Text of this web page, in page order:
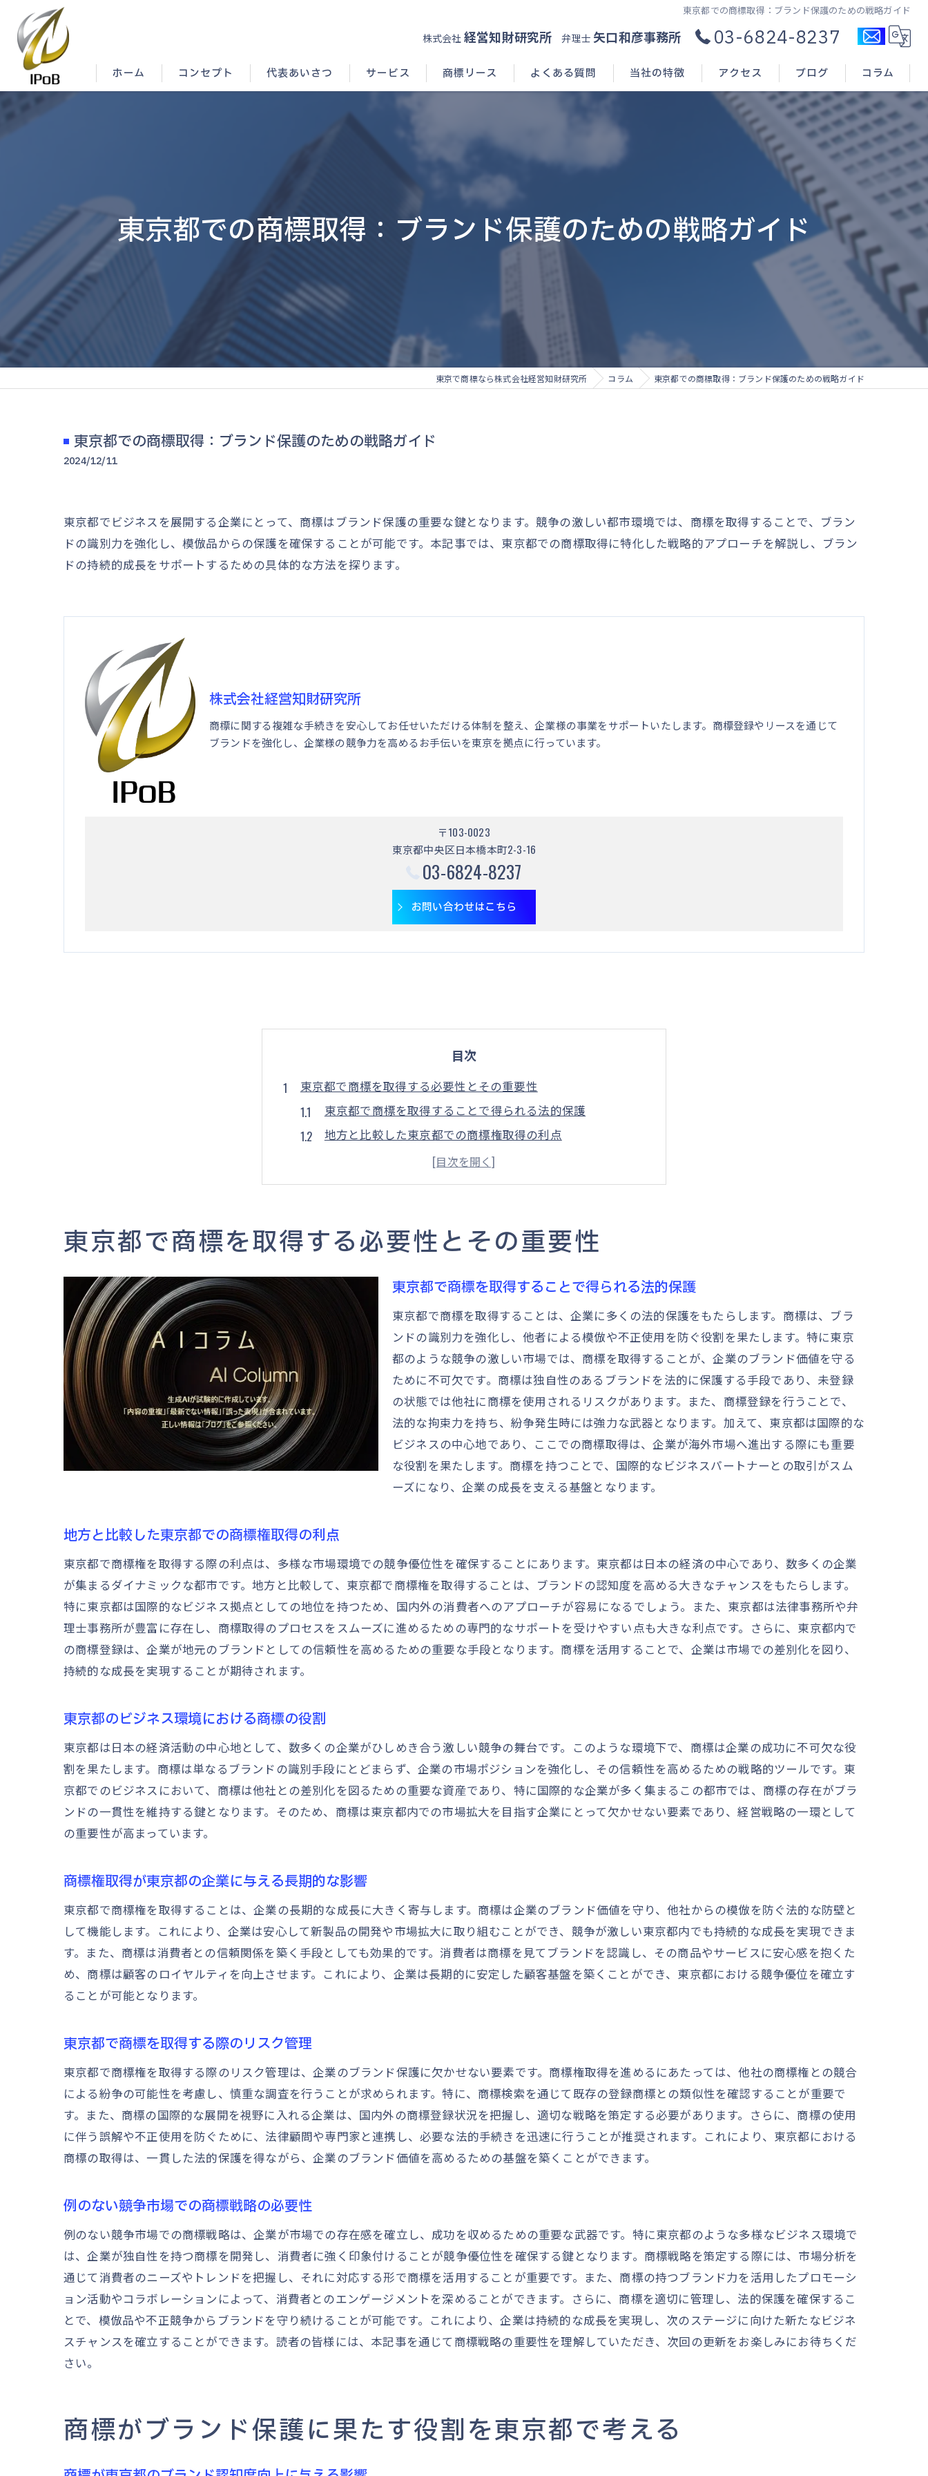
東京都での商標取得：ブランド保護のための戦略ガイド
株式会社 経営知財研究所 弁理士 矢口和彦事務所 03-6824-8237
ホーム コンセプト 代表あいさつ サービス 商標リース よくある質問 当社の特徴
登録
アクセス ブログ コラム
東京都での商標取得：ブランド保護のための戦略ガイド
東京で商標なら株式会社経営知財研究所 コラム 東京都での商標取得：ブランド保護のための戦略ガイド
東京都での商標取得：ブランド保護のための戦略ガイド
2024/12/11
東京都でビジネスを展開する企業にとって、商標はブランド保護の重要な鍵となります。競争の激しい都市環境では、商標を取得することで、ブラン
ドの識別力を強化し、模倣品からの保護を確保することが可能です。本記事では、東京都での商標取得に特化した戦略的アプローチを解説し、ブラン
ドの持続的成長をサポートするための具体的な方法を探ります。
株式会社経営知財研究所
商標に関する複雑な手続きを安心してお任せいただける体制を整え、企業様の事業をサポートいたします。商標登録やリースを通じて
ブランドを強化し、企業様の競争力を高めるお手伝いを東京を拠点に行っています。
〒103-0023
東京都中央区日本橋本町2-3-16
03-6824-8237
お問い合わせはこちら
目次
東京都で商標を取得する必要性とその重要性
東京都で商標を取得することで得られる法的保護
地方と比較した東京都での商標権取得の利点
東京都のビジネス環境における商標の役割
商標権取得が東京都の企業に与える長期的な影響
例のない競争市場での商標戦略の必要性
商標がブランド保護に果たす役割を東京都で考える
商標が東京都のブランド認知度向上に与える影響
模倣品からブランドを守る商標の力
東京都の多様な市場での商標の重要性
ブランド価値を高める商標の戦略的活用
商標が東京都での消費者信頼を得る方法
東京都で商標を活用したブランド強化の具体例
競争の激しい東京都で商標がもたらすビジネスメリット
東京都の企業における商標活用の具体的メリット
競争市場での差別化に役立つ商標
商標がもたらす東京都でのビジネスチャンス
商標を通じた東京都でのブランド資産の増強
東京都の競争環境における商標の戦略的価値
東京都で始める商標登録の基本ステップ
東京都での商標登録に必要な事前調査の方法
商標登録申請の流れと重要ポイント
東京都での商標登録審査のプロセス
商標登録成功のための東京都独自の注意点
商標を活用した東京都でのブランド戦略の成功術
成功するブランド構築における商標の活用事例
商標を活用した東京都での市場開拓のヒント
商標で東京都市場におけるブランド優位性を確立する方法
商標活用による東京都でのブランド価値向上
東京都で商標取得を成功させるためのポイント
商標取得の成功事例から学ぶ東京都でのノウハウ
東京都の特性に合わせた商標戦略の策定
商標取得を東京都で円滑に進めるためのチェックリスト
東京都での商標の法的手続きとその注意点
商標登録における東京都の法的要件
東京都特有の商標関連法規の理解
商標権に関する東京都での最新法制度情報
商標が東京都の企業に与える市場優位性の秘密
市場でのプレゼンス向上における商標の役割
商標を活用した東京都での競争優位性の確立
商標がもたらす消費者ブランドロイヤルティの強化
商標を通じた東京都でのブランドイメージの強化
東京都で商標を取得する必要性とその重要性
東京都で商標を取得することで得られる法的保護
東京都で商標を取得することは、企業に多くの法的保護をもたらします。商標は、ブラ
ンドの識別力を強化し、他者による模倣や不正使用を防ぐ役割を果たします。特に東京
都のような競争の激しい市場では、商標を取得することが、企業のブランド価値を守る
ために不可欠です。商標は独自性のあるブランドを法的に保護する手段であり、未登録
の状態では他社に商標を使用されるリスクがあります。また、商標登録を行うことで、
法的な拘束力を持ち、紛争発生時には強力な武器となります。加えて、東京都は国際的な
ビジネスの中心地であり、ここでの商標取得は、企業が海外市場へ進出する際にも重要
な役割を果たします。商標を持つことで、国際的なビジネスパートナーとの取引がスム
ーズになり、企業の成長を支える基盤となります。
地方と比較した東京都での商標権取得の利点
東京都で商標権を取得する際の利点は、多様な市場環境での競争優位性を確保することにあります。東京都は日本の経済の中心であり、数多くの企業
が集まるダイナミックな都市です。地方と比較して、東京都で商標権を取得することは、ブランドの認知度を高める大きなチャンスをもたらします。
特に東京都は国際的なビジネス拠点としての地位を持つため、国内外の消費者へのアプローチが容易になるでしょう。また、東京都は法律事務所や弁
理士事務所が豊富に存在し、商標取得のプロセスをスムーズに進めるための専門的なサポートを受けやすい点も大きな利点です。さらに、東京都内で
の商標登録は、企業が地元のブランドとしての信頼性を高めるための重要な手段となります。商標を活用することで、企業は市場での差別化を図り、
持続的な成長を実現することが期待されます。
東京都のビジネス環境における商標の役割
東京都は日本の経済活動の中心地として、数多くの企業がひしめき合う激しい競争の舞台です。このような環境下で、商標は企業の成功に不可欠な役
割を果たします。商標は単なるブランドの識別手段にとどまらず、企業の市場ポジションを強化し、その信頼性を高めるための戦略的ツールです。東
京都でのビジネスにおいて、商標は他社との差別化を図るための重要な資産であり、特に国際的な企業が多く集まるこの都市では、商標の存在がブラ
ンドの一貫性を維持する鍵となります。そのため、商標は東京都内での市場拡大を目指す企業にとって欠かせない要素であり、経営戦略の一環として
の重要性が高まっています。
商標権取得が東京都の企業に与える長期的な影響
東京都で商標権を取得することは、企業の長期的な成長に大きく寄与します。商標は企業のブランド価値を守り、他社からの模倣を防ぐ法的な防壁と
して機能します。これにより、企業は安心して新製品の開発や市場拡大に取り組むことができ、競争が激しい東京都内でも持続的な成長を実現できま
す。また、商標は消費者との信頼関係を築く手段としても効果的です。消費者は商標を見てブランドを認識し、その商品やサービスに安心感を抱くた
め、商標は顧客のロイヤルティを向上させます。これにより、企業は長期的に安定した顧客基盤を築くことができ、東京都における競争優位を確立す
ることが可能となります。
東京都で商標を取得する際のリスク管理
東京都で商標権を取得する際のリスク管理は、企業のブランド保護に欠かせない要素です。商標権取得を進めるにあたっては、他社の商標権との競合
による紛争の可能性を考慮し、慎重な調査を行うことが求められます。特に、商標検索を通じて既存の登録商標との類似性を確認することが重要で
す。また、商標の国際的な展開を視野に入れる企業は、国内外の商標登録状況を把握し、適切な戦略を策定する必要があります。さらに、商標の使用
に伴う誤解や不正使用を防ぐために、法律顧問や専門家と連携し、必要な法的手続きを迅速に行うことが推奨されます。これにより、東京都における
商標の取得は、一貫した法的保護を得ながら、企業のブランド価値を高めるための基盤を築くことができます。
例のない競争市場での商標戦略の必要性
例のない競争市場での商標戦略は、企業が市場での存在感を確立し、成功を収めるための重要な武器です。特に東京都のような多様なビジネス環境で
は、企業が独自性を持つ商標を開発し、消費者に強く印象付けることが競争優位性を確保する鍵となります。商標戦略を策定する際には、市場分析を
通じて消費者のニーズやトレンドを把握し、それに対応する形で商標を活用することが重要です。また、商標の持つブランド力を活用したプロモーシ
ョン活動やコラボレーションによって、消費者とのエンゲージメントを深めることができます。さらに、商標を適切に管理し、法的保護を確保するこ
とで、模倣品や不正競争からブランドを守り続けることが可能です。これにより、企業は持続的な成長を実現し、次のステージに向けた新たなビジネ
スチャンスを確立することができます。読者の皆様には、本記事を通じて商標戦略の重要性を理解していただき、次回の更新をお楽しみにお待ちくだ
さい。
商標がブランド保護に果たす役割を東京都で考える